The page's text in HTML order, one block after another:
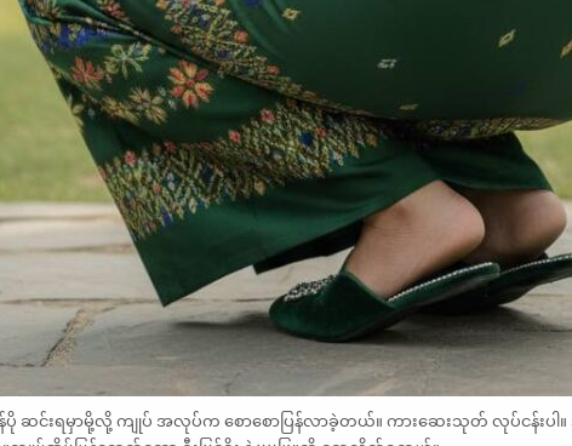
ပို ဆင်းရမှာမို့လို့ ကျုပ် အလုပ်က စောစောပြန်လာခဲ့တယ်။ ကားဆေးသုတ် လုပ်ငန်းပါ